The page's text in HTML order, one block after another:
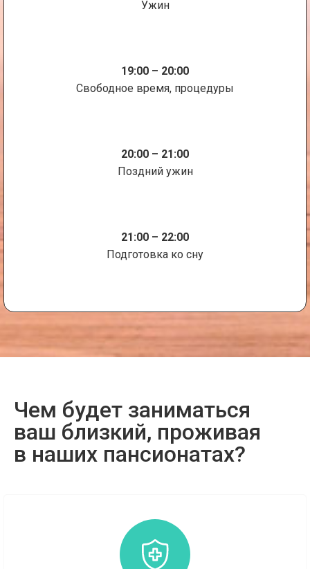
Ужин
19:00 – 20:00
Свободное время, процедуры
20:00 – 21:00
Поздний ужин
21:00 – 22:00
Подготовка ко сну
Чем будет заниматься
ваш близкий, проживая
в наших пансионатах?